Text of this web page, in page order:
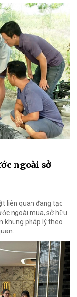
ngoài sở
liên quan đang tạo
ngoài mua, sở hữu
khung pháp lý theo